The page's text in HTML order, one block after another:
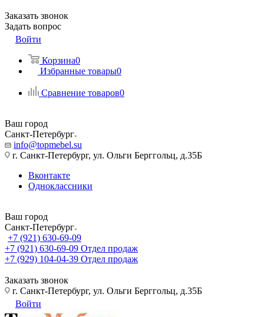
Заказать звонок
Задать вопрос
Войти
Корзина0
Избранные товары0
Сравнение товаров0
Ваш город
Санкт-Петербург
info@topmebel.su
г. Санкт-Петербург, ул. Ольги Берггольц, д.35Б
Вконтакте
Одноклассники
Ваш город
Санкт-Петербург
+7 (921) 630-69-09
+7 (921) 630-69-09 Отдел продаж
+7 (929) 104-04-39 Отдел продаж
Заказать звонок
г. Санкт-Петербург, ул. Ольги Берггольц, д.35Б
Войти